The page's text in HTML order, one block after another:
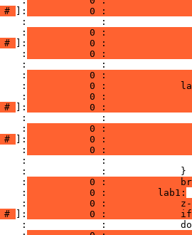
# ]:
0 :
:             :
:
0 :
# ]:
0 :
:
0 :
:             :
:
0 :
:
0 :
:
0 :
# ]:
0 :
:             :
:
0 :
# ]:
0 :
:
0 :
:             :
:             :             }
:
0 :
:
           0 :         lab1:
:
0 :
# ]:
0 :
:             :